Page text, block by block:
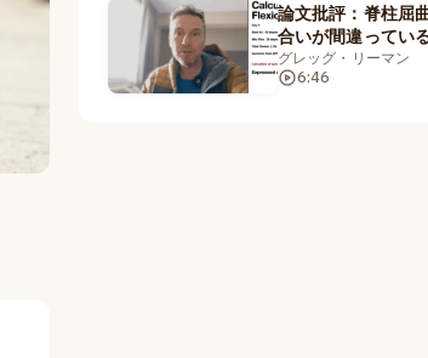
論文批評：脊柱屈
合いが間違ってい
グレッグ・リーマン
6:46